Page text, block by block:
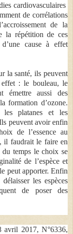
cardiovasculaires
de corrélations
de la
la répétition de ces
d’une cause à effet
la santé, ils peuvent
effet : le bouleau, le
émettre aussi des
formation d’ozone.
les platanes et les
peuvent avoir enfin
de l’essence au
il faudrait le faire en
du temps le choix se
de l’espèce et
peut apporter. Enfin
les espèces
de poser des
avril 2017, N°6336,